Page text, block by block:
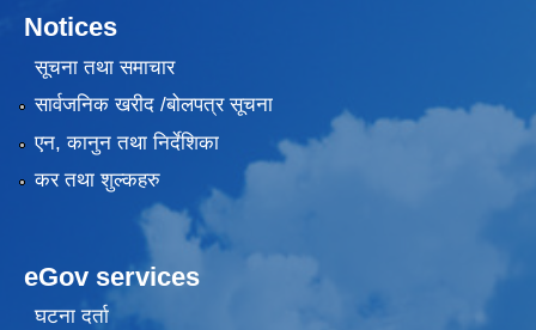
Notices
सूचना तथा समाचार
सार्वजनिक खरीद /बोलपत्र सूचना
एन, कानुन तथा निर्देशिका
कर तथा शुल्कहरु
eGov services
घटना दर्ता